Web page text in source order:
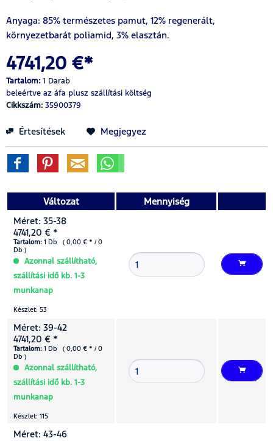
Anyaga: 85% természetes pamut, 12% regenerált,
környezetbarát poliamid, 3% elasztán.
4741,20 €*
Tartalom: 1 Darab
beleértve az áfa plusz szállítási költség
Cikkszám: 35900379
Értesítések Megjegyez
Változat
Mennyiség
Méret: 35-38
4741,20 € *
Tartalom: 1 Db ( 0,00 € * / 0
Db )
Azonnal szállítható,
szállítási idő kb. 1-3
munkanap
Készlet: 53
Méret: 39-42
4741,20 € *
Tartalom: 1 Db ( 0,00 € * / 0
Db )
Azonnal szállítható,
szállítási idő kb. 1-3
munkanap
Készlet: 115
Méret: 43-46